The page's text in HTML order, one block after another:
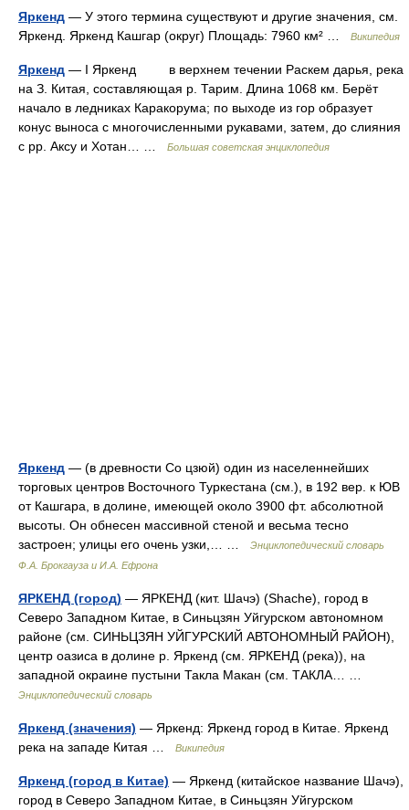
Яркенд — У этого термина существуют и другие значения, см.
Яркенд. Яркенд Кашгар (округ) Площадь: 7960 км² …
Википедия
Яркенд — I Яркенд в верхнем течении Раскем дарья, река
на З. Китая, составляющая р. Тарим. Длина 1068 км. Берёт
начало в ледниках Каракорума; по выходе из гор образует
конус выноса с многочисленными рукавами, затем, до слияния
с рр. Аксу и Хотан… …
Большая советская энциклопедия
Яркенд — (в древности Со цзюй) один из населеннейших
торговых центров Восточного Туркестана (см.), в 192 вер. к ЮВ
от Кашгара, в долине, имеющей около 3900 фт. абсолютной
высоты. Он обнесен массивной стеной и весьма тесно
застроен; улицы его очень узки,… …
Энциклопедический словарь
Ф.А. Брокгауза и И.А. Ефрона
ЯРКЕНД (город) — ЯРКЕНД (кит. Шачэ) (Shache), город в
Северо Западном Китае, в Синьцзян Уйгурском автономном
районе (см. СИНЬЦЗЯН УЙГУРСКИЙ АВТОНОМНЫЙ РАЙОН),
центр оазиса в долине р. Яркенд (см. ЯРКЕНД (река)), на
западной окраине пустыни Такла Макан (см. ТАКЛА… …
Энциклопедический словарь
Яркенд (значения) — Яркенд: Яркенд город в Китае. Яркенд
река на западе Китая …
Википедия
Яркенд (город в Китае) — Яркенд (китайское название Шачэ),
город в Северо Западном Китае, в Синьцзян Уйгурском